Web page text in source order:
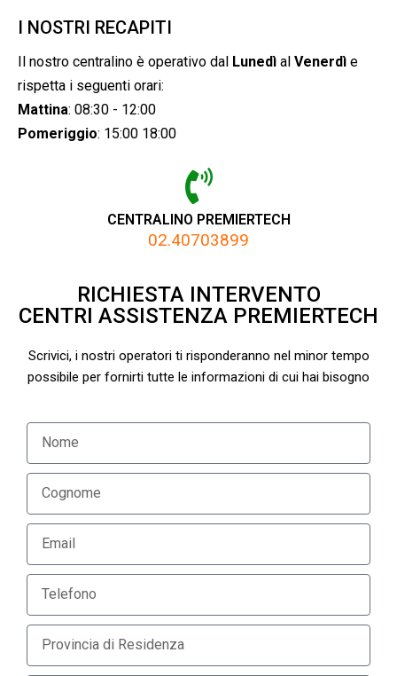
I NOSTRI RECAPITI
Il nostro centralino è operativo dal Lunedì al Venerdì e
rispetta i seguenti orari:
Mattina: 08:30 - 12:00
Pomeriggio: 15:00 18:00
CENTRALINO PREMIERTECH
02.40703899
RICHIESTA INTERVENTO
CENTRI ASSISTENZA PREMIERTECH
Scrivici, i nostri operatori ti risponderanno nel minor tempo
possibile per fornirti tutte le informazioni di cui hai bisogno